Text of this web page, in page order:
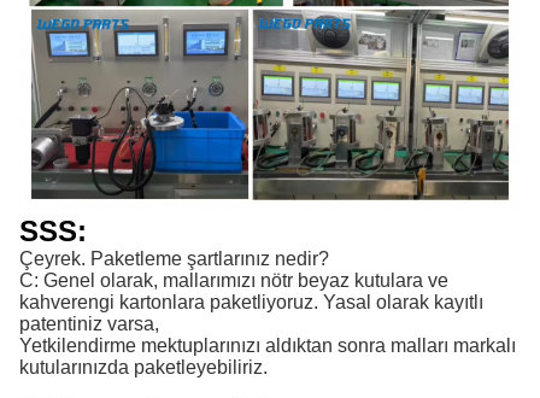
SSS:
Çeyrek. Paketleme şartlarınız nedir?
C: Genel olarak, mallarımızı nötr beyaz kutulara ve
kahverengi kartonlara paketliyoruz. Yasal olarak kayıtlı
patentiniz varsa,
Yetkilendirme mektuplarınızı aldıktan sonra malları markalı
kutularınızda paketleyebiliriz.